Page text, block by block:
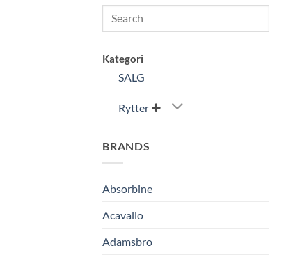
Search
Kategori
SALG
Rytter 
BRANDS
Absorbine
Acavallo
Adamsbro